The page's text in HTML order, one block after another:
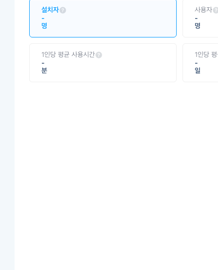
설치자
-
명
사용자
-
명
1인당 평균 사용시간
-
분
1인당
-
일